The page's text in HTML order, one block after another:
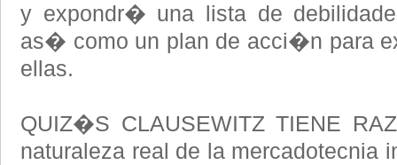
y expondr� una lista de
as� como un plan de acci�n para
ellas.
QUIZ�S CLAUSEWITZ TIENE
naturaleza real de la mercadotecnia